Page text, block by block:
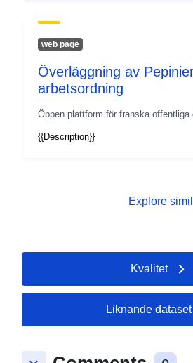
web page
Överläggning av
arbetsordning
Öppen plattform för franska offentliga
{{Description}}
Explore
Kvalitet
Liknande dataset